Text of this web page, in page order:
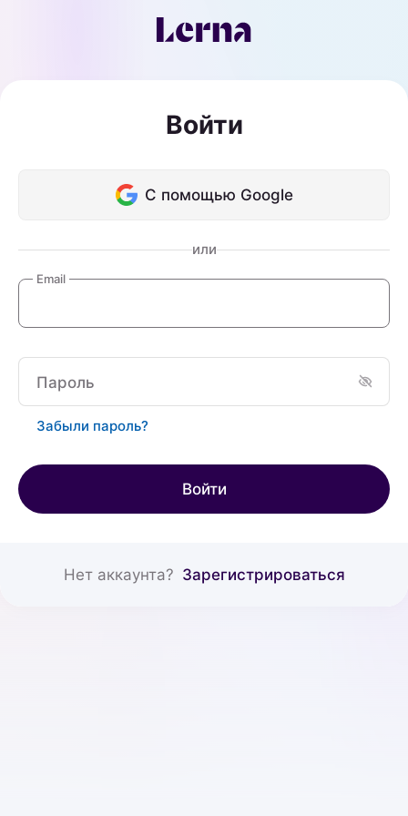
Войти
С помощью Google
или
Email
Пароль
Забыли пароль?
Войти
Нет аккаунта? Зарегистрироваться